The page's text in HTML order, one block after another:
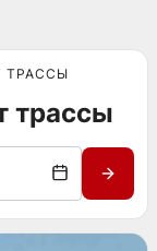
ТРАССЫ
трассы